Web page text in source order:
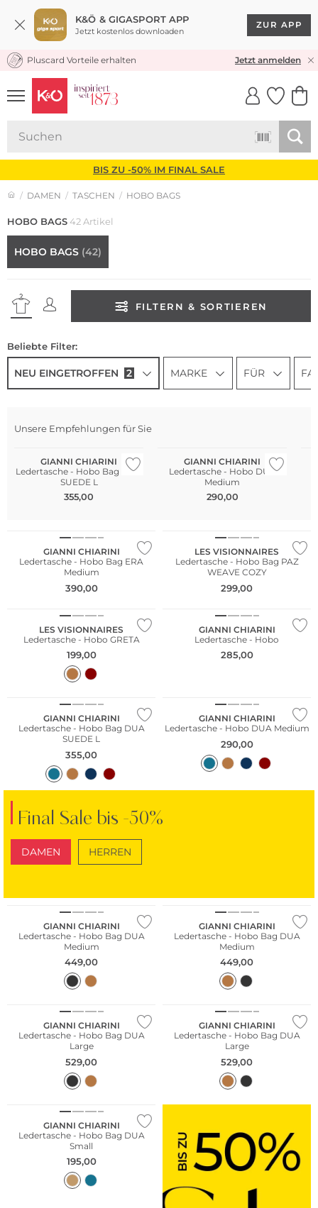
K&Ö & GIGASPORT APP
Jetzt kostenlos downloaden
ZUR APP
KOSTENLOSER VERSAND* & RÜCKVERSAND
Pluscard Vorteile erhalten Jetzt anmelden
UNSERE APP
CLICK &
BIS ZU -50% IM FINAL SALE
DAMEN TASCHEN HOBO BAGS
HOBO BAGS 42 Artikel
HOBO BAGS (42)
FILTERN & SORTIEREN
Beliebte Filter:
NEU EINGETROFFEN 2 MARKE FÜR
Unsere Empfehlungen für Sie
NEU
GIANNI CHIARINI
Ledertasche - Hobo Bag DUA
SUEDE L
355,00
GIANNI CHIARINI
Ledertasche - Hobo DUA
Medium
290,00
GIANNI CHIARINI
Ledertasche - Hobo Bag ERA
Medium
390,00
LES VISIONNAIRES
Ledertasche - Hobo Bag PAZ
WEAVE COZY
299,00
LES VISIONNAIRES
Ledertasche - Hobo GRETA
199,00
GIANNI CHIARINI
Ledertasche - Hobo
285,00
GIANNI CHIARINI
Ledertasche - Hobo Bag DUA
SUEDE L
355,00
GIANNI CHIARINI
Ledertasche - Hobo DUA Medium
290,00
Final Sale bis -50%
DAMEN HERREN
GIANNI CHIARINI
Ledertasche - Hobo Bag DUA
Medium
449,00
GIANNI CHIARINI
Ledertasche - Hobo Bag DUA
Medium
449,00
GIANNI CHIARINI
Ledertasche - Hobo Bag DUA
Large
529,00
GIANNI CHIARINI
Ledertasche - Hobo Bag DUA
Large
529,00
GIANNI CHIARINI
Ledertasche - Hobo Bag DUA
Small
195,00